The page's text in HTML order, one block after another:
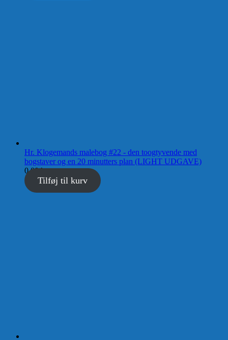
Hr. Klogemands malebog #22 - den toogtyvende med
bogstaver og en 20 minutters plan (LIGHT UDGAVE)
0,00kr.
Tilføj til kurv